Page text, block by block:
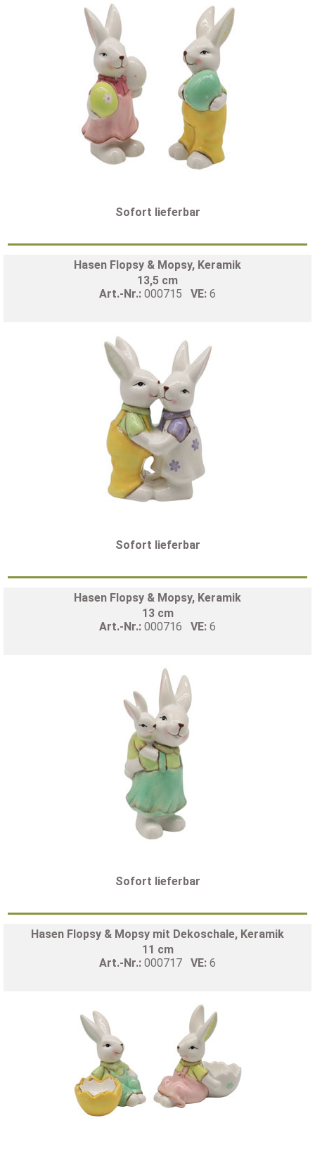
Sofort lieferbar
Hasen Flopsy & Mopsy, Keramik
13,5 cm
Art.-Nr.: 000715 VE: 6
Sofort lieferbar
Hasen Flopsy & Mopsy, Keramik
13 cm
Art.-Nr.: 000716 VE: 6
Sofort lieferbar
Hasen Flopsy & Mopsy mit Dekoschale, Keramik
11 cm
Art.-Nr.: 000717 VE: 6